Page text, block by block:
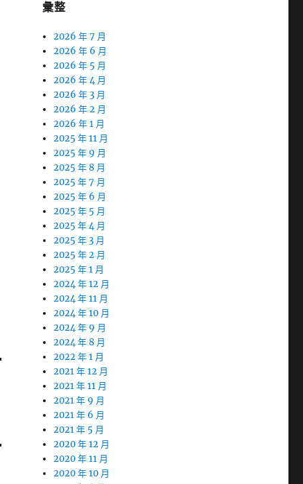
彙整
2026 年 7 月
2026 年 6 月
2026 年 5 月
2026 年 4 月
2026 年 3 月
2026 年 2 月
2026 年 1 月
2025 年 11 月
2025 年 9 月
2025 年 8 月
2025 年 7 月
2025 年 6 月
2025 年 5 月
2025 年 4 月
2025 年 3 月
2025 年 2 月
2025 年 1 月
2024 年 12 月
2024 年 11 月
2024 年 10 月
2024 年 9 月
2024 年 8 月
2022 年 1 月
2021 年 12 月
2021 年 11 月
2021 年 9 月
2021 年 6 月
2021 年 5 月
2020 年 12 月
2020 年 11 月
2020 年 10 月